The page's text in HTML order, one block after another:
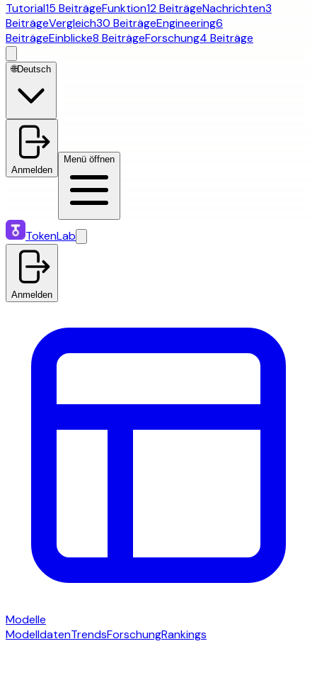
Tutorial15 BeiträgeFunktion12 BeiträgeNachrichten3
BeiträgeVergleich30 BeiträgeEngineering6
BeiträgeEinblicke8 BeiträgeForschung4 Beiträge
🌐Deutsch
Anmelden
Menü öffnen
TokenLab
Anmelden
Modelle
ModelldatenTrendsForschungRankings